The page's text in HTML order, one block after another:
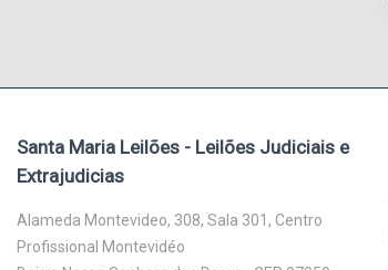
Santa Maria Leilões - Leilões Judiciais e
Extrajudicias
Alameda Montevideo, 308, Sala 301, Centro
Profissional Montevidéo